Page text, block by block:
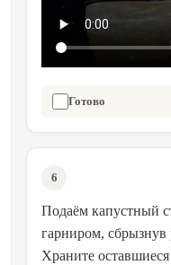
Готово
6
Подаём капустный
гарниром, сбрызнув
Храните